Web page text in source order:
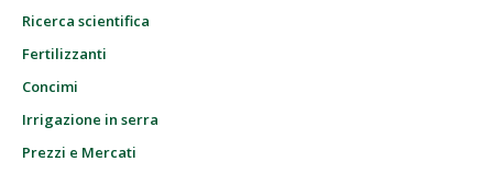
Ricerca scientifica
Fertilizzanti
Concimi
Irrigazione in serra
Prezzi e Mercati